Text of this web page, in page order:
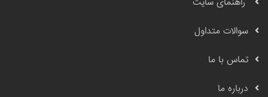
سوالات متداول
تماس با ما
درباره ما